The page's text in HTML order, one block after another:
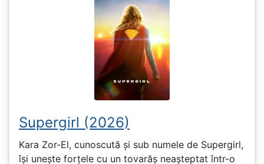
Supergirl (2026)
Kara Zor-El, cunoscută și sub numele de Supergirl,
își unește forțele cu un tovarăș neașteptat într-o